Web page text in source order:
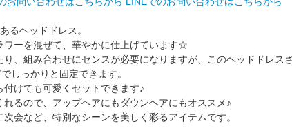
るヘッドドレス。
ワーを混ぜて、華やかに仕上げています☆
、組み合わせにセンスが必要になりますが、このヘッドドレス
しっかりと固定できます。
けても可愛くセットできます♪
るので、アップヘアにもダウンヘアにもオススメ♪
会など、特別なシーンを美しく彩るアイテムです。